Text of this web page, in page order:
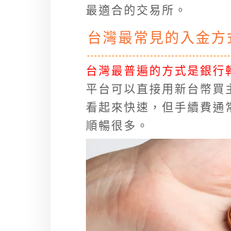
最適合的交易所。
台灣最常見的入金方
台灣最普遍的方式是銀行
平台可以直接用新台幣
看起來快速，但手續費通
順暢很多。